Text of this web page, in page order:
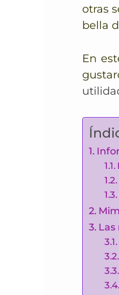
otras
bella
En